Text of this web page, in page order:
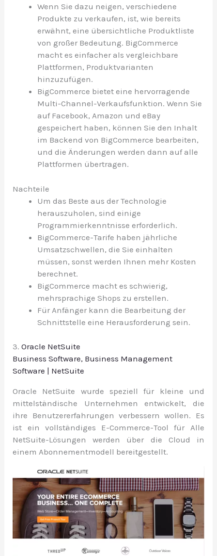
Wenn Sie dazu neigen, verschiedene
Produkte zu verkaufen, ist, wie bereits
erwähnt, eine übersichtliche Produktliste
von großer Bedeutung. BigCommerce
macht es einfacher als vergleichbare
Plattformen, Produktvarianten
hinzuzufügen.
BigCommerce bietet eine hervorragende
Multi-Channel-Verkaufsfunktion. Wenn Sie
auf Facebook, Amazon und eBay
gespeichert haben, können Sie den Inhalt
im Backend von BigCommerce bearbeiten,
und die Änderungen werden dann auf alle
Plattformen übertragen.
Nachteile
Um das Beste aus der Technologie
herauszuholen, sind einige
Programmierkenntnisse erforderlich.
BigCommerce-Tarife haben jährliche
Umsatzschwellen, die Sie einhalten
müssen, sonst werden Ihnen mehr Kosten
berechnet.
BigCommerce macht es schwierig,
mehrsprachige Shops zu erstellen.
Für Anfänger kann die Bearbeitung der
Schnittstelle eine Herausforderung sein.
3.Oracle NetSuite
Business Software, Business Management
Software | NetSuite
Oracle NetSuite wurde speziell für kleine und
mittelständische Unternehmen entwickelt, die
ihre Benutzererfahrungen verbessern wollen. Es
ist ein vollständiges E-Commerce-Tool für Alle
NetSuite-Lösungen werden über die Cloud in
einem Abonnementmodell bereitgestellt.